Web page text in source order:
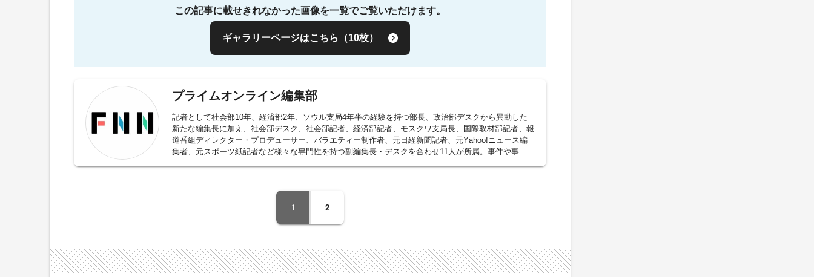
この記事に載せきれなかった画像を一覧でご覧いただけます。
ギャラリーページはこちら（10枚）
プライムオンライン編集部
記者として社会部10年、経済部2年、ソウル支局4年半の経験を持つ部長、政治部デスクから異動した
新たな編集長に加え、社会部デスク、社会部記者、経済部記者、モスクワ支局長、国際取材部記者、報
道番組ディレクター・プロデューサー、バラエティー制作者、元日経新聞記者、元Yahoo!ニュース編
集者、元スポーツ紙記者など様々な専門性を持つ副編集長・デスクを合わせ11人が所属。事件や事
1 2